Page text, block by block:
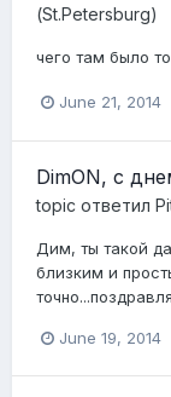
(St.Petersburg)
чего там было
June 21, 2014
DimON, с
topic ответил
Дим, ты такой
близким и
June 19, 2014